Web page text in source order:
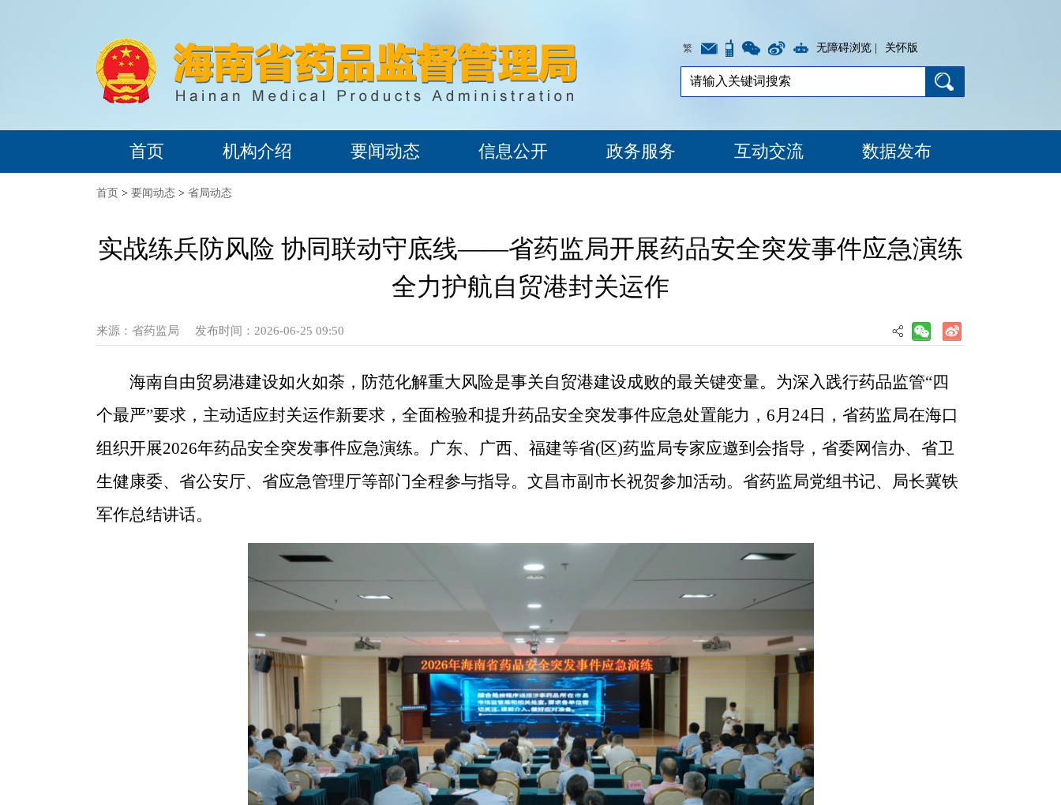
繁 无障碍浏览 | 关怀版
首页 机构介绍 要闻动态 信息公开 政务服务 互动交流 数据发布
首页 > 要闻动态 > 省局动态
实战练兵防风险 协同联动守底线——省药监局开展药品安全突发事件应急演练
全力护航自贸港封关运作
来源： 省药监局 发布时间：2026-06-25 09:50
海南自由贸易港建设如火如荼， 防范化解重大风险是事关自贸港建设成败的最关键变量。为深入践行药品监管“四
个最严”要求，主动适应封关运作新要求，全面检验和提升药品安全突发事件应急处置能力， 6月 24日，省药监局在海口
组织开展2026年药品安全突发事件应急演练。广东、广西、福建等省(区)药监局专家应邀到会指导，省委网信办、省卫
生健康委、省公安厅、省应急管理厅等部门全程参与指导。文昌市副市长祝贺参加活动。省药监局党组书记、局长冀铁
军作总结讲话。